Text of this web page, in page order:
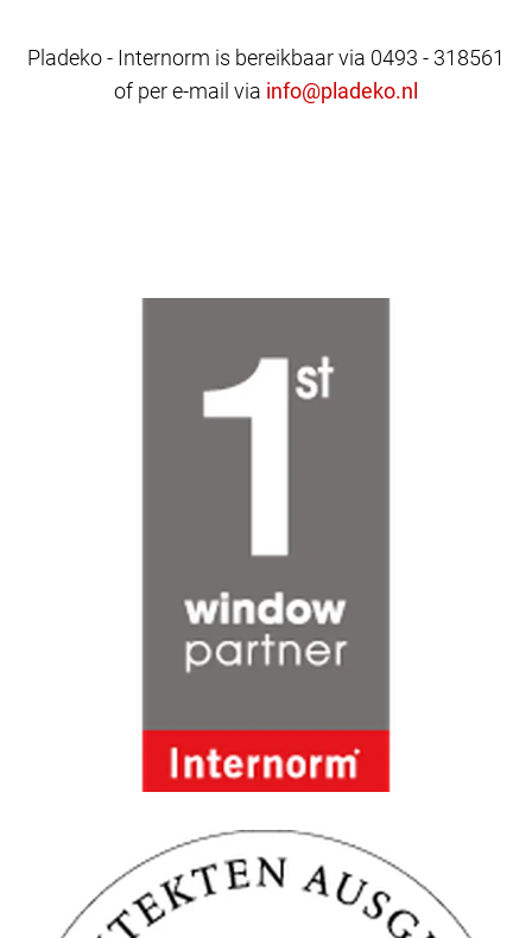
Pladeko - Internorm is bereikbaar via 0493 - 318561
of per e-mail via